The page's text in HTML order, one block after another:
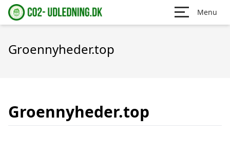
Menu
Groennyheder.top
Groennyheder.top